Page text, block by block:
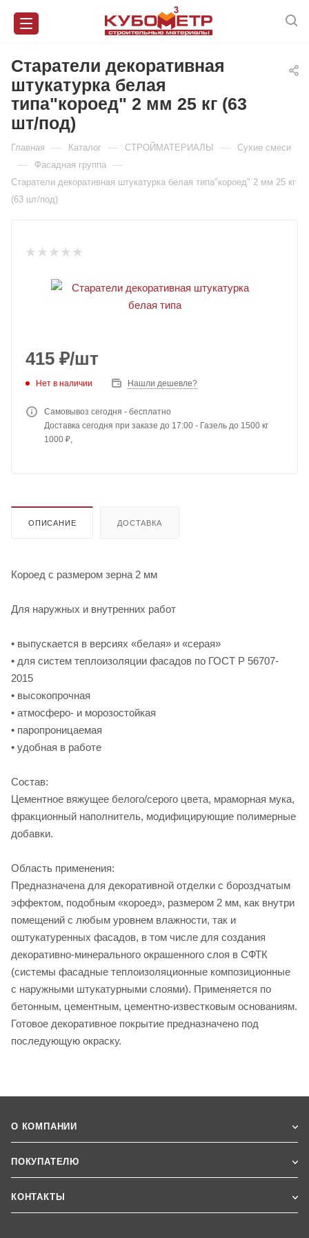
Старатели декоративная
штукатурка белая
типа"короед" 2 мм 25 кг (63
шт/под)
Главная — Каталог — СТРОЙМАТЕРИАЛЫ — Сухие смеси
— Фасадная группа —
Старатели декоративная штукатурка белая типа"короед" 2 мм 25 кг
(63 шт/под)
415 ₽/шт
Нет в наличии Нашли дешевле?
Самовывоз сегодня - бесплатно
Доставка сегодня при заказе до 17:00 - Газель до 1500 кг
1000 ₽,
ОПИСАНИЕ ДОСТАВКА
Короед с размером зерна 2 мм
Для наружных и внутренних работ
• выпускается в версиях «белая» и «серая»
• для систем теплоизоляции фасадов по ГОСТ Р 56707-
2015
• высокопрочная
• атмосферо- и морозостойкая
• паропроницаемая
• удобная в работе
Состав:
Цементное вяжущее белого/серого цвета, мраморная мука,
фракционный наполнитель, модифицирующие полимерные
добавки.
Область применения:
Предназначена для декоративной отделки с бороздчатым
эффектом, подобным «короед», размером 2 мм, как внутри
помещений с любым уровнем влажности, так и
оштукатуренных фасадов, в том числе для создания
декоративно-минерального окрашенного слоя в СФТК
(системы фасадные теплоизоляционные композиционные
с наружными штукатурными слоями). Применяется по
бетонным, цементным, цементно-известковым основаниям.
Готовое декоративное покрытие предназначено под
последующую окраску.
О КОМПАНИИ
ПОКУПАТЕЛЮ
КОНТАКТЫ